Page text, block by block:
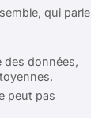
qui parle
des données,
peut pas